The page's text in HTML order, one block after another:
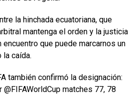
la hinchada ecuatoriana, que
mantenga el orden y la justicia
encuentro que puede marcarnos un
la caída.
también confirmó la designación:
matches 77, 78